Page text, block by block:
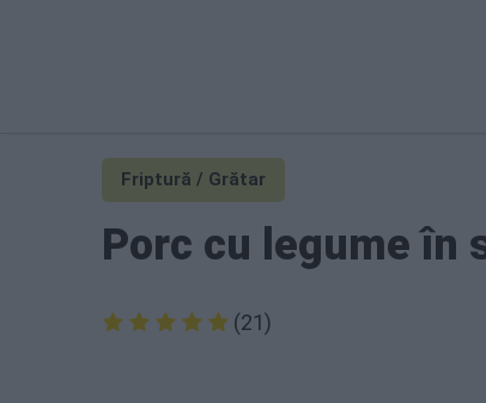
Friptură / Grătar
Porc cu legume în
(21)